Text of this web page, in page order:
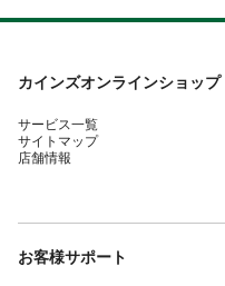
カインズオンラインショップ
サービス一覧
サイトマップ
店舗情報
お客様サポート